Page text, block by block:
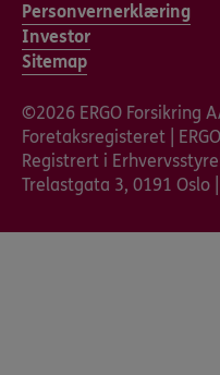
Personvernerklæring
Investor
Sitemap
©2026 ERGO Forsikring
Foretaksregisteret |
Registrert i
Trelastgata 3, 0191 Oslo